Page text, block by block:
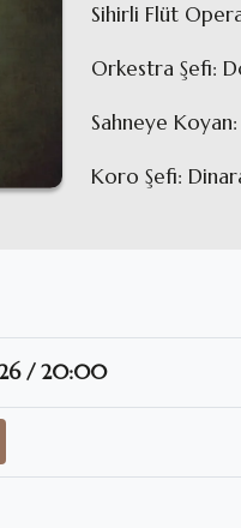
Sihirli Flüt
Orkestra Şefi:
Sahneye
Koro Şefi:
/ 20:00